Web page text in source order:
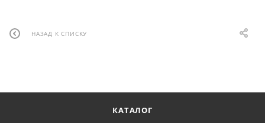
НАЗАД К СПИСКУ
КАТАЛОГ